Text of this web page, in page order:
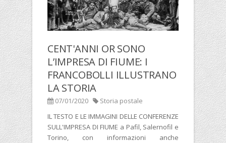
CENT'ANNI OR SONO
L’IMPRESA DI FIUME: I
FRANCOBOLLI ILLUSTRANO
LA STORIA
07/01/2020
Storia postale
IL TESTO E LE IMMAGINI DELLE CONFERENZE
SULL'IMPRESA DI FIUME a Pafil, Salernofil e
Torino, con informazioni anche